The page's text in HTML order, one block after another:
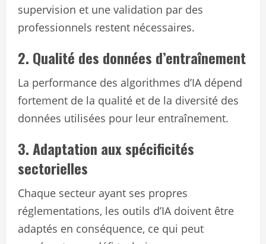
supervision et une validation par des
professionnels restent nécessaires.
2. Qualité des données d’entraînement
La performance des algorithmes d’IA dépend
fortement de la qualité et de la diversité des
données utilisées pour leur entraînement.
3. Adaptation aux spécificités
sectorielles
Chaque secteur ayant ses propres
réglementations, les outils d’IA doivent être
adaptés en conséquence, ce qui peut